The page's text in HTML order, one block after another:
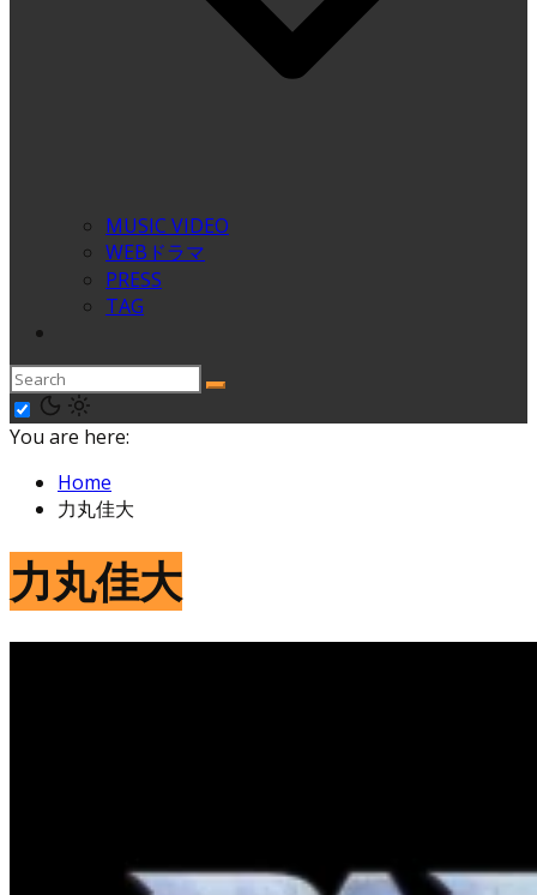
MUSIC VIDEO
WEBドラマ
PRESS
TAG
You are here:
Home
力丸佳大
力丸佳大